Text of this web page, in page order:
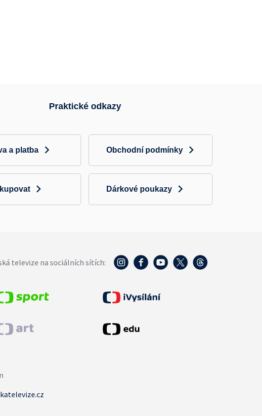
Praktické odkazy
a platba Obchodní podmínky
Dárkové poukazy
televize na sociálních sítích: